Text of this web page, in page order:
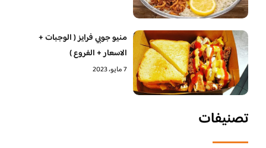
منيو جوبي فرايز ( الوجبات +
الاسعار + الفروع )
7 مايو، 2023
تصنيفات